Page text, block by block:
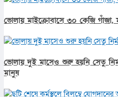
ভোলায় মাইক্রোবাসে ৩০ কেজি
ভোলায় দুই মাসেও শুরু হয়নি সেতু
মানুষ